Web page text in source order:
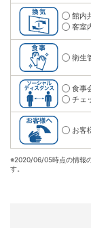
館内
客室
衛生
食事
チェ
お客
※2020/06/05時点の情報
す。